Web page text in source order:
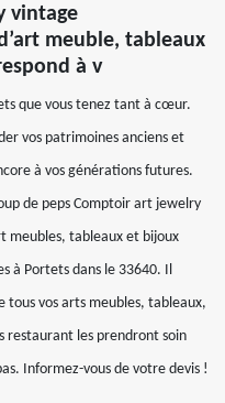
vintage
meuble, tableaux
à v
que vous tenez tant à cœur.
vos patrimoines anciens et
à vos générations futures.
de peps Comptoir art jewelry
meubles, tableaux et bijoux
à Portets dans le 33640. Il
vos arts meubles, tableaux,
restaurant les prendront soin
Informez-vous de votre devis !